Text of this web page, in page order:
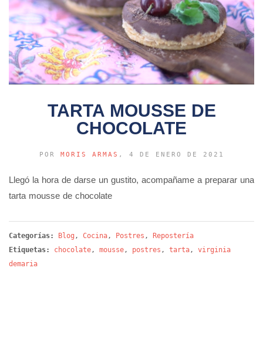
TARTA MOUSSE DE
CHOCOLATE
POR MORIS ARMAS , 4 DE ENERO DE 2021
Llegó la hora de darse un gustito, acompañame a preparar una
tarta mousse de chocolate
Categorías: Blog , Cocina, Postres , Repostería
Etiquetas:
chocolate, mousse, postres , tarta, virginia
demaria